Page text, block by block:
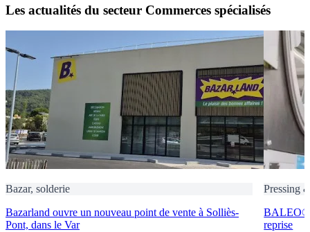
Les actualités du secteur Commerces spécialisés
Bazar, solderie
Bazarland ouvre un nouveau point de vente à Solliès-
Pont, dans le Var
Pressing
BALEO®
reprise